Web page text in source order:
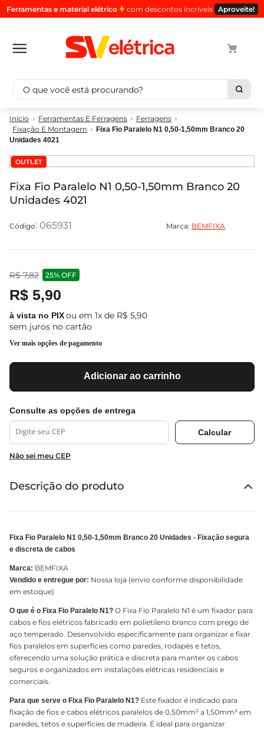
Ferramentas e material elétrico com descontos incríveis Aproveite!
O que você está procurando?
Ferramentas E Ferragens
Ferragens
Fixação E Montagem
Fixa Fio Paralelo N1 0,50-1,50mm Branco 20
Unidades 4021
OUTLET
Fixa Fio Paralelo N1 0,50-1,50mm Branco 20
Unidades 4021
: 065931 Marca: BEMFIXA
R$ 7,82 25% OFF
R$ 5,90
ou em 1x de R$ 5,90
sem juros no cartão
Ver mais opções de pagamento
Adicionar ao carrinho
Não sei meu CEP
Descrição do produto
Fixa Fio Paralelo N1 0,50-1,50mm Branco 20 Unidades - Fixação segura
e discreta de cabos
Marca: BEMFIXA
Vendido e entregue por: Nossa loja (envio conforme disponibilidade
em estoque)
O que é o Fixa Fio Paralelo N1? O Fixa Fio Paralelo N1 é um fixador para
cabos e fios elétricos fabricado em polietileno branco com prego de
aço temperado. Desenvolvido especificamente para organizar e fixar
fios paralelos em superfícies como paredes, rodapés e tetos,
oferecendo uma solução prática e discreta para manter os cabos
seguros e organizados em instalações elétricas residenciais e
comerciais.
Para que serve o Fixa Fio Paralelo N1? Este fixador é indicado para
fixação de fios e cabos elétricos paralelos de 0,50mm² a 1,50mm² em
paredes, tetos e superfícies de madeira. É ideal para organizar
Termos mais buscados
1º cabo
2º luminaria
4 º 4